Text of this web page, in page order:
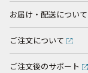
お届け・配送について
ご注文について
ご注文後のサポート